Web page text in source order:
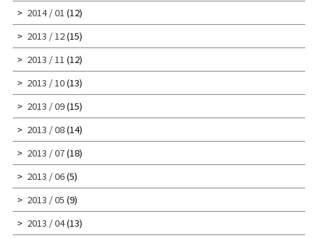
2014 / 01 (12)
2013 / 12(15)
2013 / 11 (12)
2013 / 10(13)
2013 / 09(15)
2013 / 08(14)
2013 / 07(18)
2013 / 06(5)
2013 / 05 (9)
2013 / 04(13)